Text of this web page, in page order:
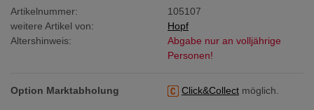
Artikelnummer:
105107
weitere Artikel von:
Hopf
Altershinweis:
Abgabe nur an volljährige
Personen!
Option Marktabholung Click&Collect möglich.